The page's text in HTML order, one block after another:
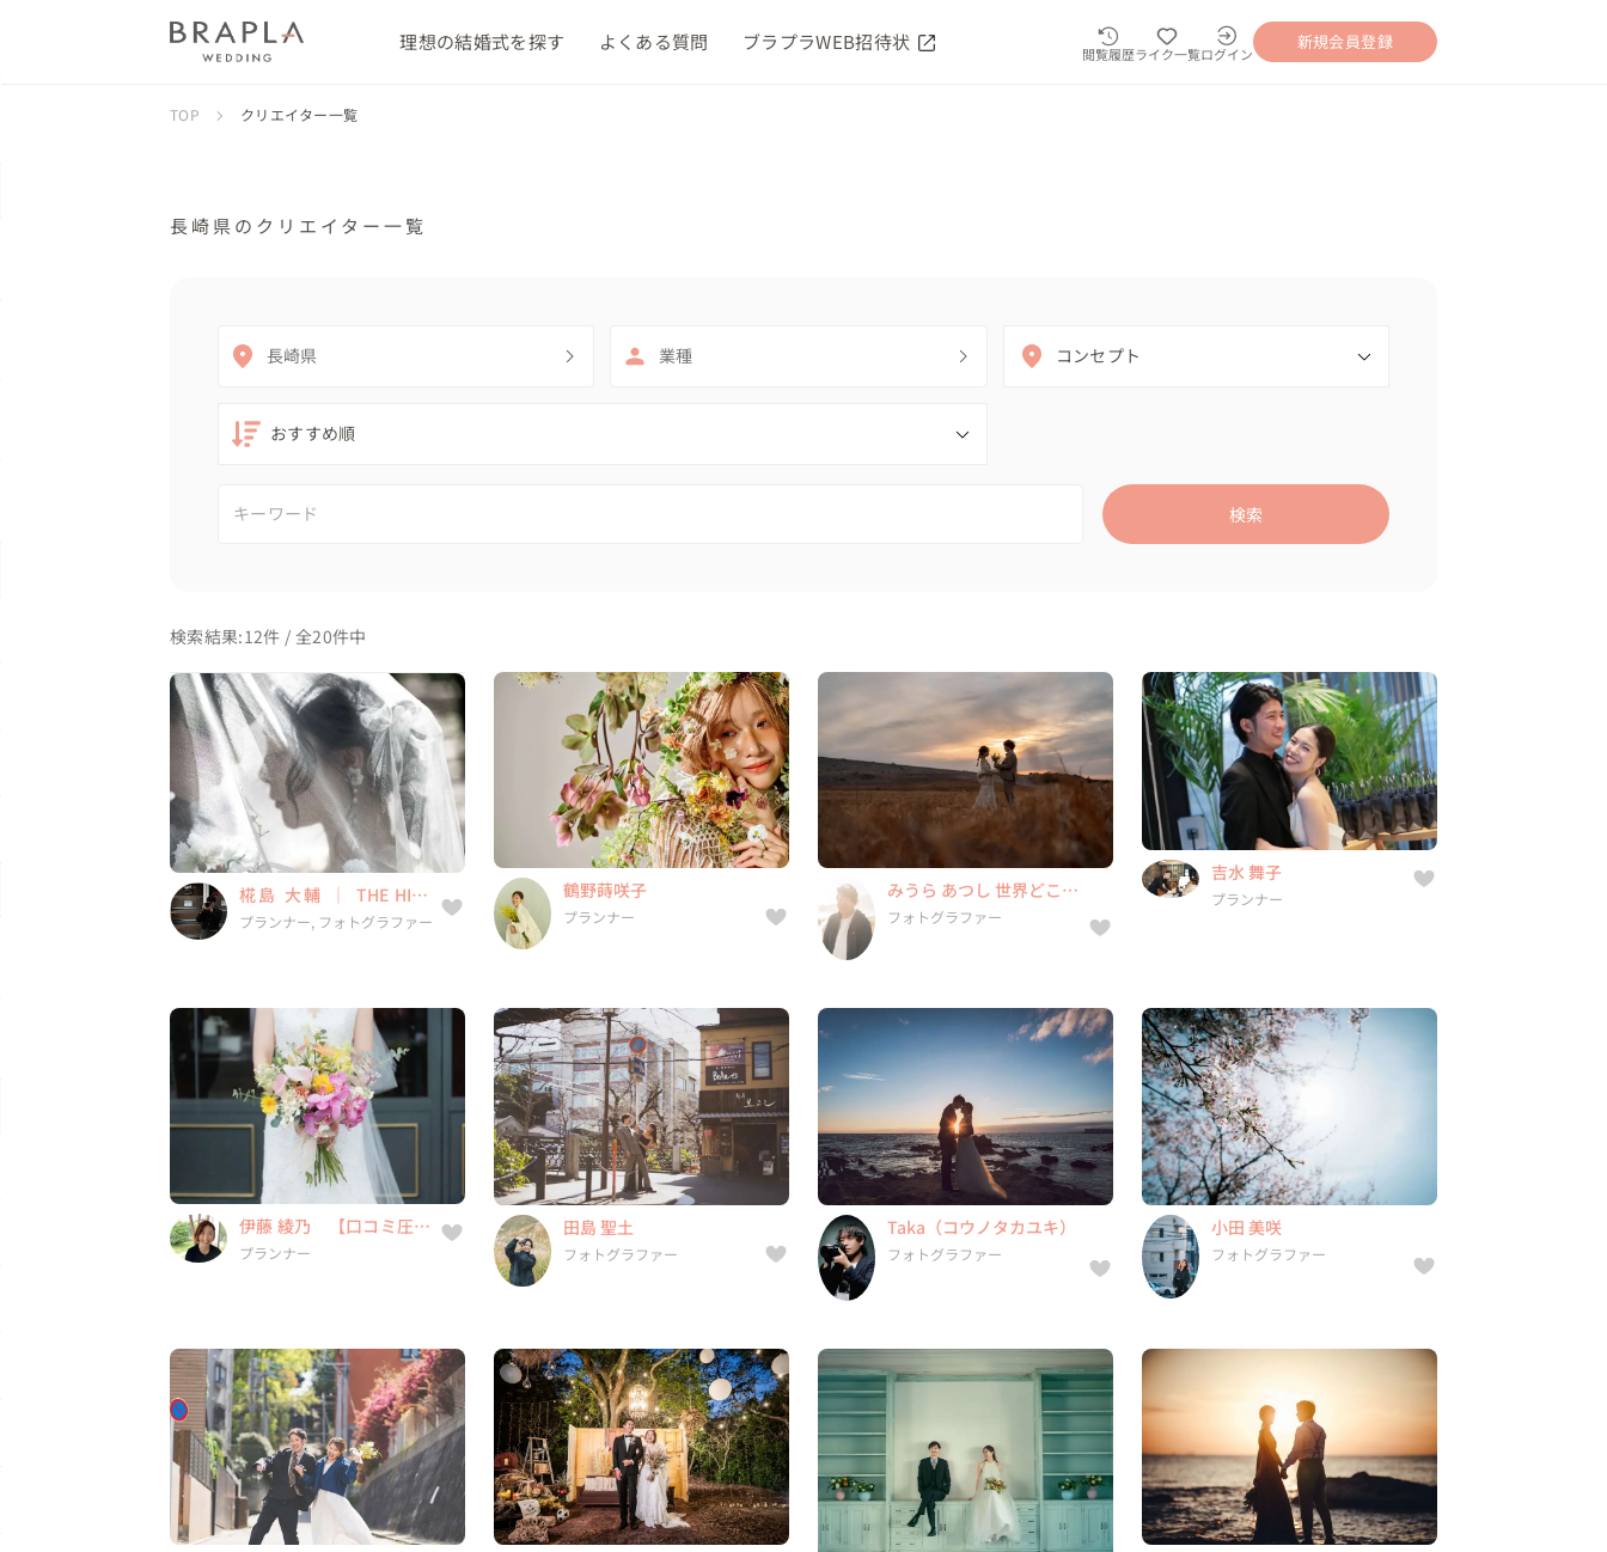
理想の結婚式を探す よくある質問 ブラプラWEB招待状 閲覧履歴ライク一覧ログイン
新規会員登録
TOP クリエイター一覧
長崎県のクリエイター一覧
長崎県 業種
検索
検索結果:12件 / 全20件中
椛島 大輔 ｜ THE HIVE
WEDDING
プランナー, フォトグラファー
7件 14年
5.0
福岡県, 福岡県, 沖縄県, 海外,
...
椛島 大輔 ｜ THE HIVE
WEDDING
プランナー, フォトグラファー
鶴野蒔咲子
プランナー
11年
5.0
東京都, 東京都, 神奈川県, 千葉
県, ...
鶴野蒔咲子
プランナー
みうら あつし 世界どこで
もフッ軽カメラマン
フォトグラファー
13件
5.0
静岡県, 北海道, 青森県, 岩手県,
...
みうら あつし 世界どこで
もフッ軽カメラマン
フォトグラファー
吉水 舞子
プランナー
8件
福岡県, 山口県, 福岡県, 佐賀県,
吉水 舞子
プランナー
伊藤 綾乃 【口コミ圧倒
的No.1！ 「NO」とは
言わないウェディングプ
ランナー！】
プランナー
49件 16年
5.0
東京都, 茨城県, 栃木県, 群馬県,
...
伊藤 綾乃 【口コミ圧倒
的No.1！ 「NO」とは
プランナー
田島 聖土
フォトグラファー
11件 5年
兵庫県, 北海道, 青森県, 岩手県,
...
田島 聖土
フォトグラファー
Taka（コウノタカユキ）
フォトグラファー
9件 13年
東京都, 東京都, 神奈川県, 千葉
県, ...
Taka（コウノタカユキ）
フォトグラファー
小田 美咲
フォトグラファー
1件 5年
-
広島県, 北海道, 青森県, 岩手県,
...
小田 美咲
フォトグラファー
榎本 力
フォトグラファー
1件
-
三輪 美玻留 フリーウ
ェディングプランナー
bridal produce grace
プランナー
7件 24年
5.0
Tyler(タイラー)
フォトグラファー
2件 4年
まさき（友野仁貴）
フォトグラファー
6件 9年
5.0